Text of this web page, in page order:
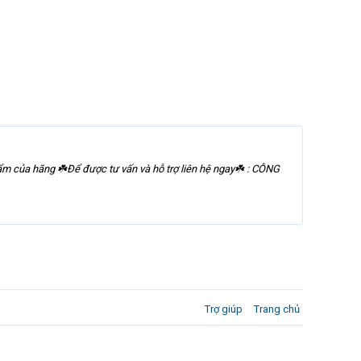
của hãng ☘️Để được tư vấn và hỗ trợ liên hệ ngay☘️ : CÔNG
Trợ giúp Trang chủ